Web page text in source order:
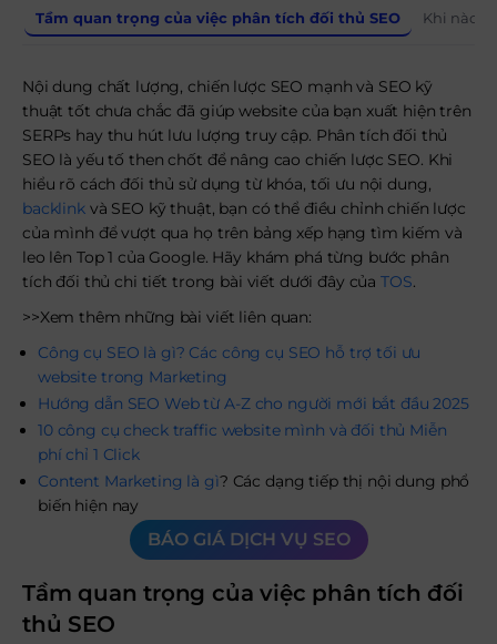
Tầm quan trọng của việc phân tích đối thủ SEO Khi nào
Nội dung chất lượng, chiến lược SEO mạnh và SEO kỹ
thuật tốt chưa chắc đã giúp website của bạn xuất hiện trên
SERPs hay thu hút lưu lượng truy cập. Phân tích đối thủ
SEO là yếu tố then chốt để nâng cao chiến lược SEO. Khi
hiểu rõ cách đối thủ sử dụng từ khóa, tối ưu nội dung,
backlinkvà SEO kỹ thuật, bạn có thể điều chỉnh chiến lược
của mình để vượt qua họ trên bảng xếp hạng tìm kiếm và
leo lên Top 1 của Google. Hãy khám phá từng bước phân
tích đối thủ chi tiết trong bài viết dưới đây của TOS.
>>Xem thêm những bài viết liên quan:
Công cụ SEO là gì? Các công cụ SEO hỗ trợ tối ưu
website trong Marketing
Hướng dẫn SEO Web từ A-Z cho người mới bắt đầu 2025
10 công cụ check traffic website mình và đối thủ Miễn
phí chỉ 1 Click
Content Marketing là gì? Các dạng tiếp thị nội dung phổ
biến hiện nay
BÁO GIÁ DỊCH VỤ SEO
Tầm quan trọng của việc phân tích đối
thủ SEO